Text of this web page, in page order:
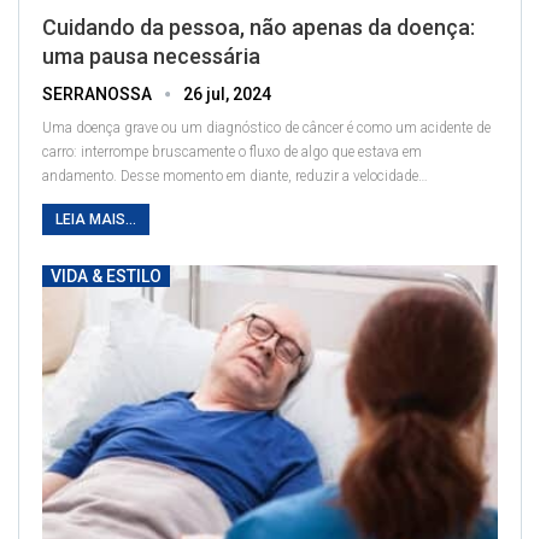
Cuidando da pessoa, não apenas da doença:
uma pausa necessária
SERRANOSSA 26 jul, 2024
Uma doença grave ou um diagnóstico de câncer é como um acidente de
carro: interrompe bruscamente o fluxo de algo que estava em
andamento. Desse momento em diante, reduzir a velocidade…
LEIA MAIS...
VIDA & ESTILO